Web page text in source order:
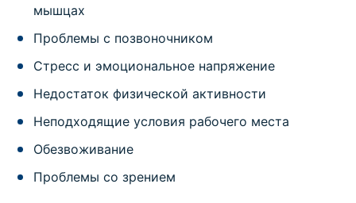
мышцах
Проблемы с позвоночником
Стресс и эмоциональное напряжение
Недостаток физической активности
Неподходящие условия рабочего места
Обезвоживание
Проблемы со зрением